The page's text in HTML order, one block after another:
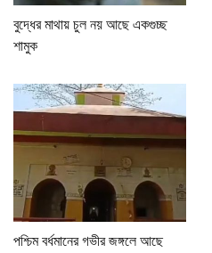
বুদ্ধের মাথায় চুল নয় আছে একগুচ্ছ
শামুক
পশ্চিম বর্ধমানের গভীর জঙ্গলে আছে